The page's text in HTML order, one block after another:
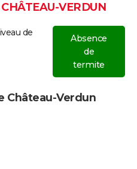
VERDUN
de
Absence
de
termite
Château-Verdun